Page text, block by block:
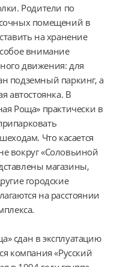
Родители по
помещений в
на хранение
внимание
движения: для
подземный паркинг, а
автостоянка. В
Роща» практически в
Что касается
вокруг «Соловьиной
магазины,
городские
на расстоянии
сдан в эксплуатацию
компания «Русский